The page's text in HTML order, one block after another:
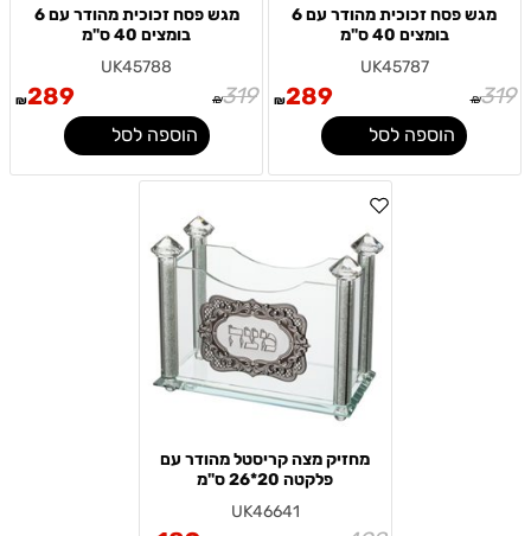
מגש פסח זכוכית מהודר עם 6
בומצים 40 ס"מ
UK45787
₪319
₪289
הוספה לסל
מגש פסח זכוכית מהודר עם 6
בומצים 40 ס"מ
UK45788
₪319
₪289
הוספה לסל
מחזיק מצה קריסטל מהודר עם
פלקטה 20*26 ס"מ
UK46641